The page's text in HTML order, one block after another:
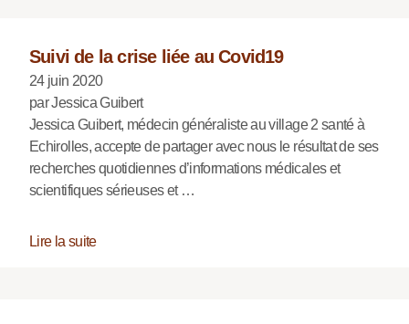
Suivi de la crise liée au Covid19
24 juin 2020
par Jessica Guibert
Jessica Guibert, médecin généraliste au village 2 santé à
Echirolles, accepte de partager avec nous le résultat de ses
recherches quotidiennes d’informations médicales et
scientifiques sérieuses et …
Lire la suite